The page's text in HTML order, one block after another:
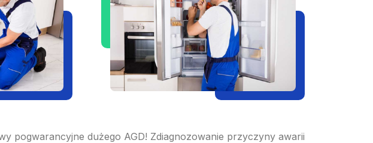
pogwarancyjne dużego AGD! Zdiagnozowanie przyczyny awarii